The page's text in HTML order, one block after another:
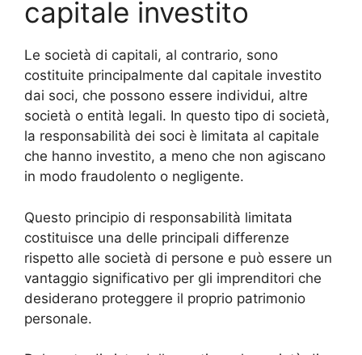
capitale investito
Le società di capitali, al contrario, sono
costituite principalmente dal capitale investito
dai soci, che possono essere individui, altre
società o entità legali. In questo tipo di società,
la responsabilità dei soci è limitata al capitale
che hanno investito, a meno che non agiscano
in modo fraudolento o negligente.
Questo principio di responsabilità limitata
costituisce una delle principali differenze
rispetto alle società di persone e può essere un
vantaggio significativo per gli imprenditori che
desiderano proteggere il proprio patrimonio
personale.